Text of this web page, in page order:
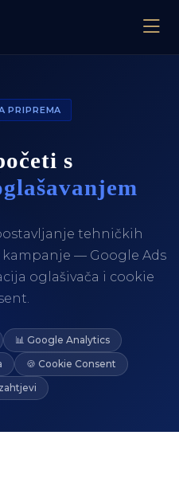
PRIPREMA
s
tehničkih
— Google Ads
oglašivača i cookie
📊 Google Analytics
🍪 Cookie Consent